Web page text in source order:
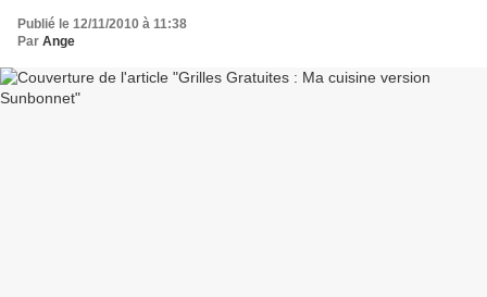
Publié le 12/11/2010 à 11:38
Par Ange